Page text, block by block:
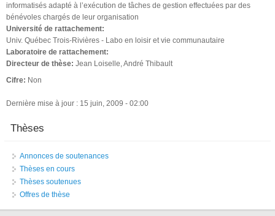
informatisés adapté à l’exécution de tâches de gestion effectuées par des
bénévoles chargés de leur organisation
Université de rattachement:
Univ. Québec Trois-Rivières - Labo en loisir et vie communautaire
Laboratoire de rattachement:
Directeur de thèse: Jean Loiselle, André Thibault
Cifre: Non
Dernière mise à jour : 15 juin, 2009 - 02:00
Thèses
Annonces de soutenances
Thèses en cours
Thèses soutenues
Offres de thèse